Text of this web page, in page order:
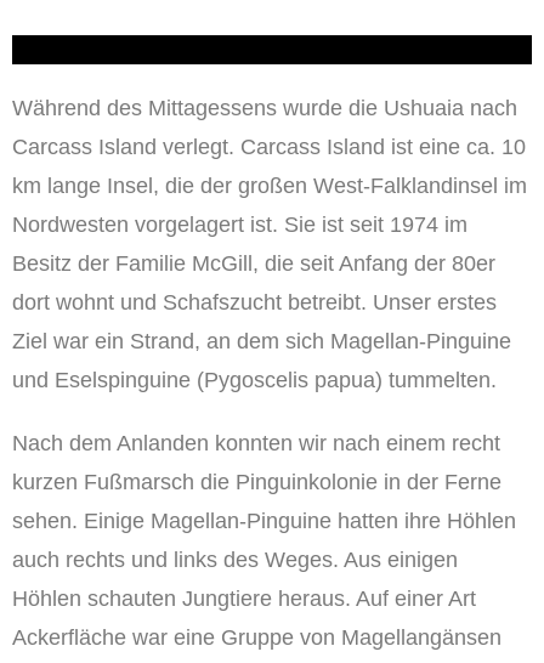
Während des Mittagessens wurde die Ushuaia nach
Carcass Island verlegt. Carcass Island ist eine ca. 10
km lange Insel, die der großen West-Falklandinsel im
Nordwesten vorgelagert ist. Sie ist seit 1974 im
Besitz der Familie McGill, die seit Anfang der 80er
dort wohnt und Schafszucht betreibt. Unser erstes
Ziel war ein Strand, an dem sich Magellan-Pinguine
und Eselspinguine (Pygoscelis papua) tummelten.
Nach dem Anlanden konnten wir nach einem recht
kurzen Fußmarsch die Pinguinkolonie in der Ferne
sehen. Einige Magellan-Pinguine hatten ihre Höhlen
auch rechts und links des Weges. Aus einigen
Höhlen schauten Jungtiere heraus. Auf einer Art
Ackerfläche war eine Gruppe von Magellangänsen